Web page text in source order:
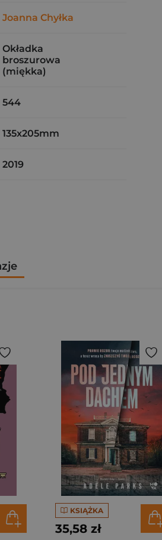
Joanna Chyłka
Okładka
broszurowa
(miękka)
544
135x205mm
2019
KSIĄŻKA
35,58 zł